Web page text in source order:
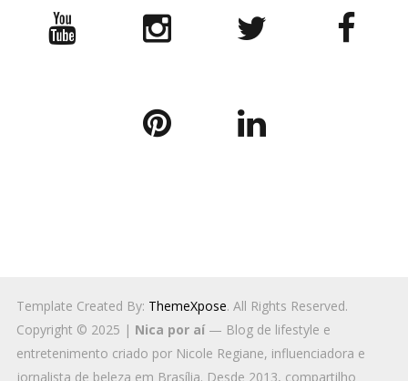
entretenimento criado por Nicole Regiane, influenciadora e
jornalista de beleza em Brasília. Desde 2013, compartilho
viagens acessíveis